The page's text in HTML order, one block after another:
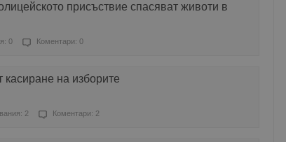
присъствие спасяват животи в
0 Коментари: 0
на изборите
2 Коментари: 2